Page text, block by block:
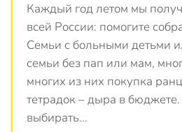
Каждый год летом мы
всей России: помогите
Семьи с больными детьми
семьи без пап или мам,
многих из них покупка
тетрадок – дыра в
выбирать...